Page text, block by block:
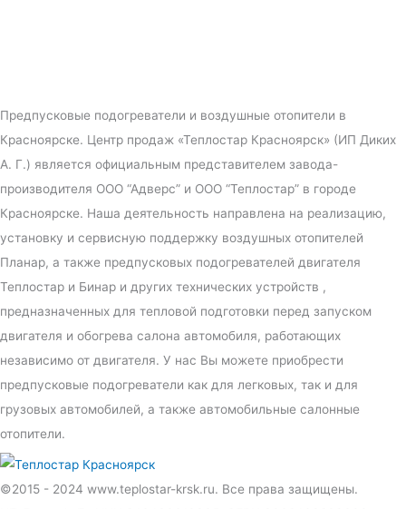
Предпусковые подогреватели и воздушные отопители в
Красноярске. Центр продаж «Теплостар Красноярск» (ИП Диких
А. Г.) является официальным представителем завода-
производителя ООО “Адверс” и ООО “Теплостар” в городе
Красноярске. Наша деятельность направлена на реализацию,
установку и сервисную поддержку воздушных отопителей
Планар, а также предпусковых подогревателей двигателя
Теплостар и Бинар и других технических устройств ,
предназначенных для тепловой подготовки перед запуском
двигателя и обогрева салона автомобиля, работающих
независимо от двигателя. У нас Вы можете приобрести
предпусковые подогреватели как для легковых, так и для
грузовых автомобилей, а также автомобильные салонные
отопители.
©2015 - 2024 www.teplostar-krsk.ru. Все права защищены.